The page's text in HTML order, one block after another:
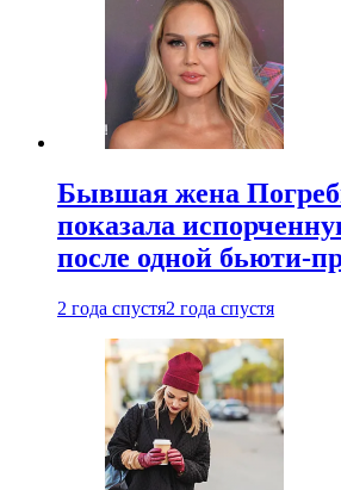
Бывшая жена
показала
после одной бьюти-
2 года спустя2 года спустя